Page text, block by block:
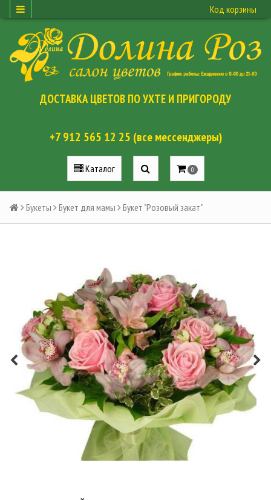
Код корзины
ДОСТАВКА ЦВЕТОВ ПО УХТЕ И ПРИГОРОДУ
+7 912 565 12 25 (все мессенджеры)
Каталог 0
Букеты Букет для мамы Букет "Розовый закат"